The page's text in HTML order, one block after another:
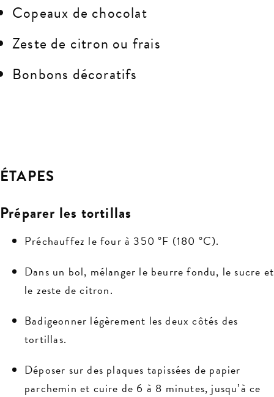
Copeaux de chocolat
Zeste de citron ou frais
Bonbons décoratifs
ÉTAPES
Préparer les tortillas
Préchauffez le four à 350 °F (180 °C).
Dans un bol, mélanger le beurre fondu, le sucre et
le zeste de citron.
Badigeonner légèrement les deux côtés des
tortillas.
Déposer sur des plaques tapissées de papier
parchemin et cuire de 6 à 8 minutes, jusqu’à ce